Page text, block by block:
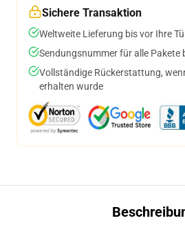
Sichere Transaktion
Weltweite Lieferung bis vor Ihre
Sendungsnummer für alle Pakete
Vollständige Rückerstattung,
erhalten wurde